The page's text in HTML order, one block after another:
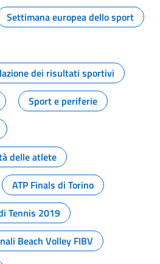
Settimana europea dello sport
dei risultati sportivi
Sport e periferie
delle atlete
ATP Finals di Torino
Tennis 2019
Beach Volley FIBV